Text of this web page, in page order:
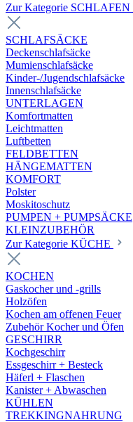
Zur Kategorie SCHLAFEN
SCHLAFSÄCKE
Deckenschlafsäcke
Mumienschlafsäcke
Kinder-/Jugendschlafsäcke
Innenschlafsäcke
UNTERLAGEN
Komfortmatten
Leichtmatten
Luftbetten
FELDBETTEN
HÄNGEMATTEN
KOMFORT
Polster
Moskitoschutz
PUMPEN + PUMPSÄCKE
KLEINZUBEHÖR
Zur Kategorie KÜCHE
KOCHEN
Gaskocher und -grills
Holzöfen
Kochen am offenen Feuer
Zubehör Kocher und Öfen
GESCHIRR
Kochgeschirr
Essgeschirr + Besteck
Häferl + Flaschen
Kanister + Abwaschen
KÜHLEN
TREKKINGNAHRUNG